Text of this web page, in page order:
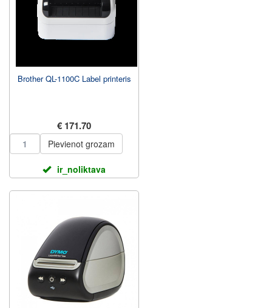
Brother QL-1100C Label printeris
€ 171.70
Pievienot grozam
ir_noliktava